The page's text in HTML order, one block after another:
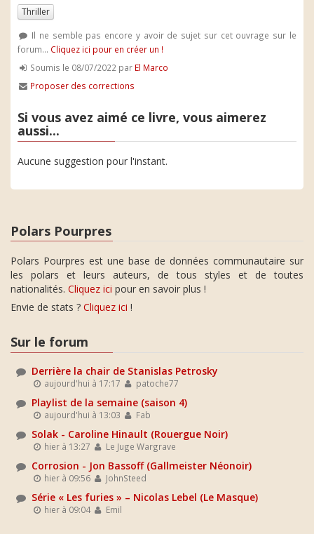
Thriller
Il ne semble pas encore y avoir de sujet sur cet ouvrage sur le
forum... Cliquez ici pour en créer un !
Soumis le 08/07/2022 par El Marco
Proposer des corrections
Si vous avez aimé ce livre, vous aimerez
aussi...
Aucune suggestion pour l'instant.
Polars Pourpres
Polars Pourpres est une base de données communautaire sur
les polars et leurs auteurs, de tous styles et de toutes
nationalités. Cliquez ici pour en savoir plus !
Envie de stats ? Cliquez ici !
Sur le forum
Derrière la chair de Stanislas Petrosky
aujourd'hui à 17:17 patoche77
Playlist de la semaine (saison 4)
aujourd'hui à 13:03 Fab
Solak - Caroline Hinault (Rouergue Noir)
hier à 13:27 Le Juge Wargrave
Corrosion - Jon Bassoff (Gallmeister Néonoir)
hier à 09:56 JohnSteed
Série « Les furies » – Nicolas Lebel (Le Masque)
hier à 09:04 Emil